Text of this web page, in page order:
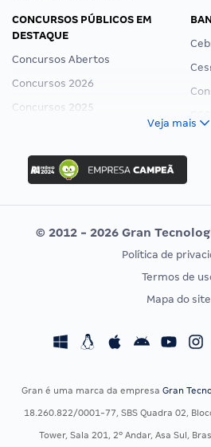
CONCURSOS PÚBLICOS EM
DESTAQUE
Concursos Abertos
Concursos 2026
Concursos 2025
Concurso Ibama
Concurso MPU
Editais publicados
CONCURSOS POR PROFISSÃO
Concursos Fiscais
Concursos Saúde
Veja mais
© 2012 - 2026 Gran
Política de
Termos de
Mapa do site
Gran é uma marca da empresa Gran
18.260.822/0001-77, SBS Quadra 02,
Tower, Sala 201, 2º Andar, Asa Sul,